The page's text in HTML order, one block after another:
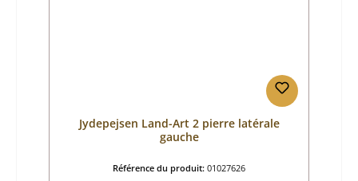
Jydepejsen Land-Art 2 pierre latérale
gauche
Référence du produit: 01027626